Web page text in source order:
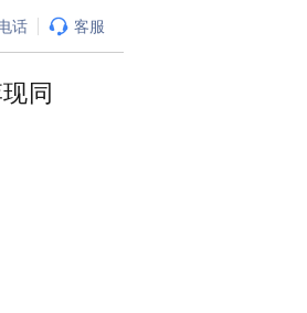
话 客服
同